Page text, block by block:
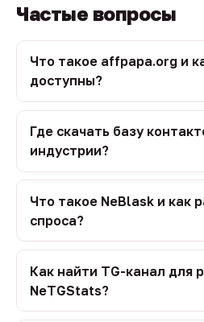
Частые вопросы
Что такое affpapa.org и
доступны?
Где скачать базу
индустрии?
Что такое NeBlask и как
спроса?
Как найти TG-канал для
NeTGStats?